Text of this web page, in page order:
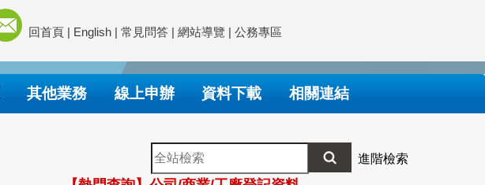
回首頁 | English | 常見問答 | 網站導覽 | 公務專區
其他業務 線上申辦 資料下載 相關連結
全
站
進階檢索